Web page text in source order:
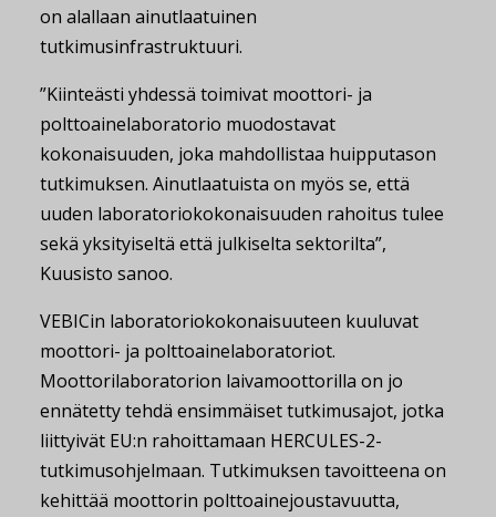
on alallaan ainutlaatuinen
tutkimusinfrastruktuuri.
”Kiinteästi yhdessä toimivat moottori- ja
polttoainelaboratorio muodostavat
kokonaisuuden, joka mahdollistaa huipputason
tutkimuksen. Ainutlaatuista on myös se, että
uuden laboratoriokokonaisuuden rahoitus tulee
sekä yksityiseltä että julkiselta sektorilta”,
Kuusisto sanoo.
VEBICin laboratoriokokonaisuuteen kuuluvat
moottori- ja polttoainelaboratoriot.
Moottorilaboratorion laivamoottorilla on jo
ennätetty tehdä ensimmäiset tutkimusajot, jotka
liittyivät EU:n rahoittamaan HERCULES-2-
tutkimusohjelmaan. Tutkimuksen tavoitteena on
kehittää moottorin polttoainejoustavuutta,